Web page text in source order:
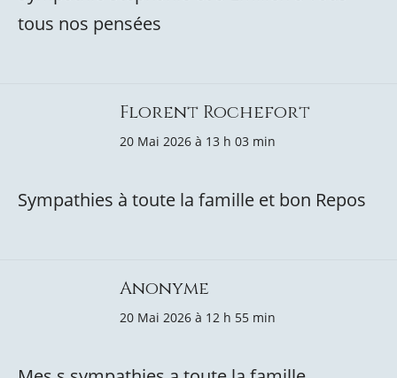
tous nos pensées
Florent Rochefort
20 Mai 2026 à 13 h 03 min
Sympathies à toute la famille et bon Repos
Anonyme
20 Mai 2026 à 12 h 55 min